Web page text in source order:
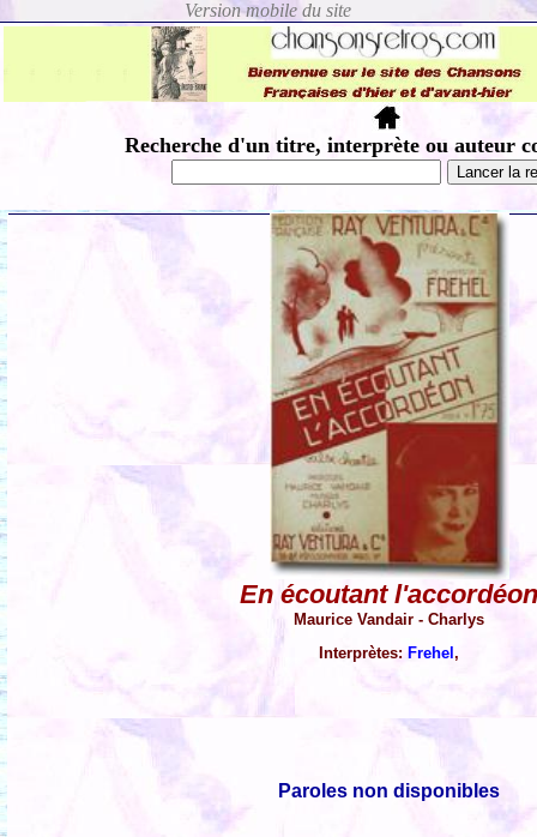
Recherche d'un titre, interprète ou auteur
En écoutant
Maurice Vandair - Charlys
Interprètes:Frehel,
Paroles non disponibles